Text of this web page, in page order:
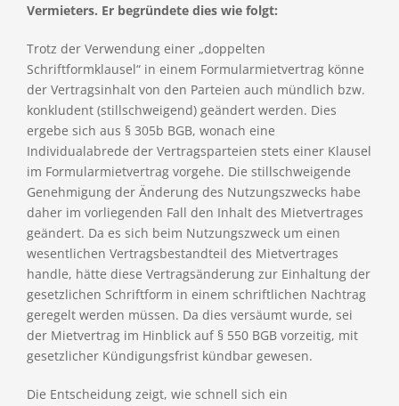
Vermieters. Er begründete dies wie folgt:
Trotz der Verwendung einer „doppelten
Schriftformklausel“ in einem Formularmietvertrag könne
der Vertragsinhalt von den Parteien auch mündlich bzw.
konkludent (stillschweigend) geändert werden. Dies
ergebe sich aus § 305b BGB, wonach eine
Individualabrede der Vertragsparteien stets einer Klausel
im Formularmietvertrag vorgehe. Die stillschweigende
Genehmigung der Änderung des Nutzungszwecks habe
daher im vorliegenden Fall den Inhalt des Mietvertrages
geändert. Da es sich beim Nutzungszweck um einen
wesentlichen Vertragsbestandteil des Mietvertrages
handle, hätte diese Vertragsänderung zur Einhaltung der
gesetzlichen Schriftform in einem schriftlichen Nachtrag
geregelt werden müssen. Da dies versäumt wurde, sei
der Mietvertrag im Hinblick auf § 550 BGB vorzeitig, mit
gesetzlicher Kündigungsfrist kündbar gewesen.
Die Entscheidung zeigt, wie schnell sich ein